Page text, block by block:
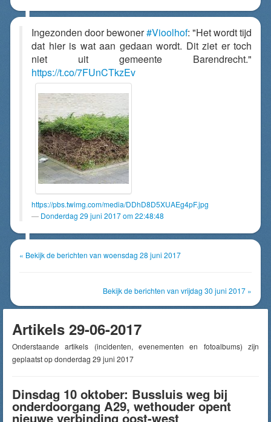
Ingezonden door bewoner#Vioolhof: "Het wordt tijd
dat hier is wat aan gedaan wordt. Dit ziet er toch
niet uit gemeente Barendrecht."
https://t.co/7FUnCTkzEv
https://pbs.twimg.com/media/DDhD8D5XUAEg4pF.jpg
Donderdag 29 juni 2017 om 22:48:48
« Bekijk de berichten van woensdag 28 juni 2017
Bekijk de berichten van vrijdag 30 juni 2017 »
Artikels 29-06-2017
Onderstaande artikels (incidenten, evenementen en fotoalbums) zijn
geplaatst op donderdag 29 juni 2017
Dinsdag 10 oktober: Bussluis weg bij
onderdoorgang A29, wethouder opent
nieuwe verbinding oost-west